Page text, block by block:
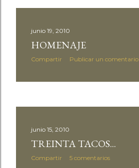
junio 19, 2010
HOMENAJE
Compartir Publicar un comentario
junio 15, 2010
TREINTA TACOS...
Compartir 5 comentarios